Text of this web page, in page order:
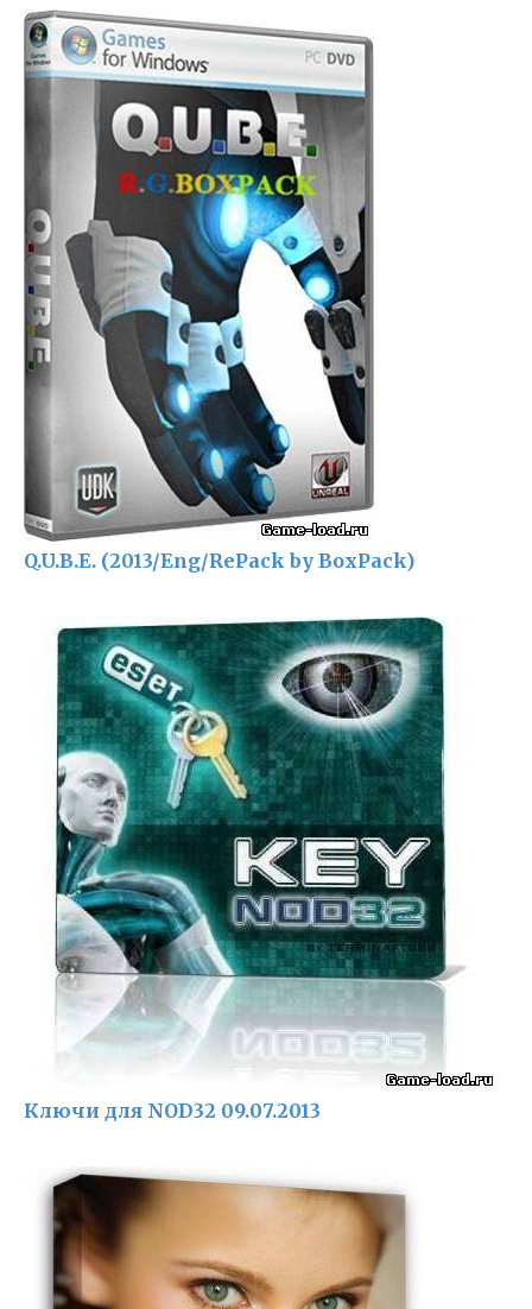
Q.U.B.E. (2013/Eng/RePack by BoxPack)
Ключи для NOD32 09.07.2013